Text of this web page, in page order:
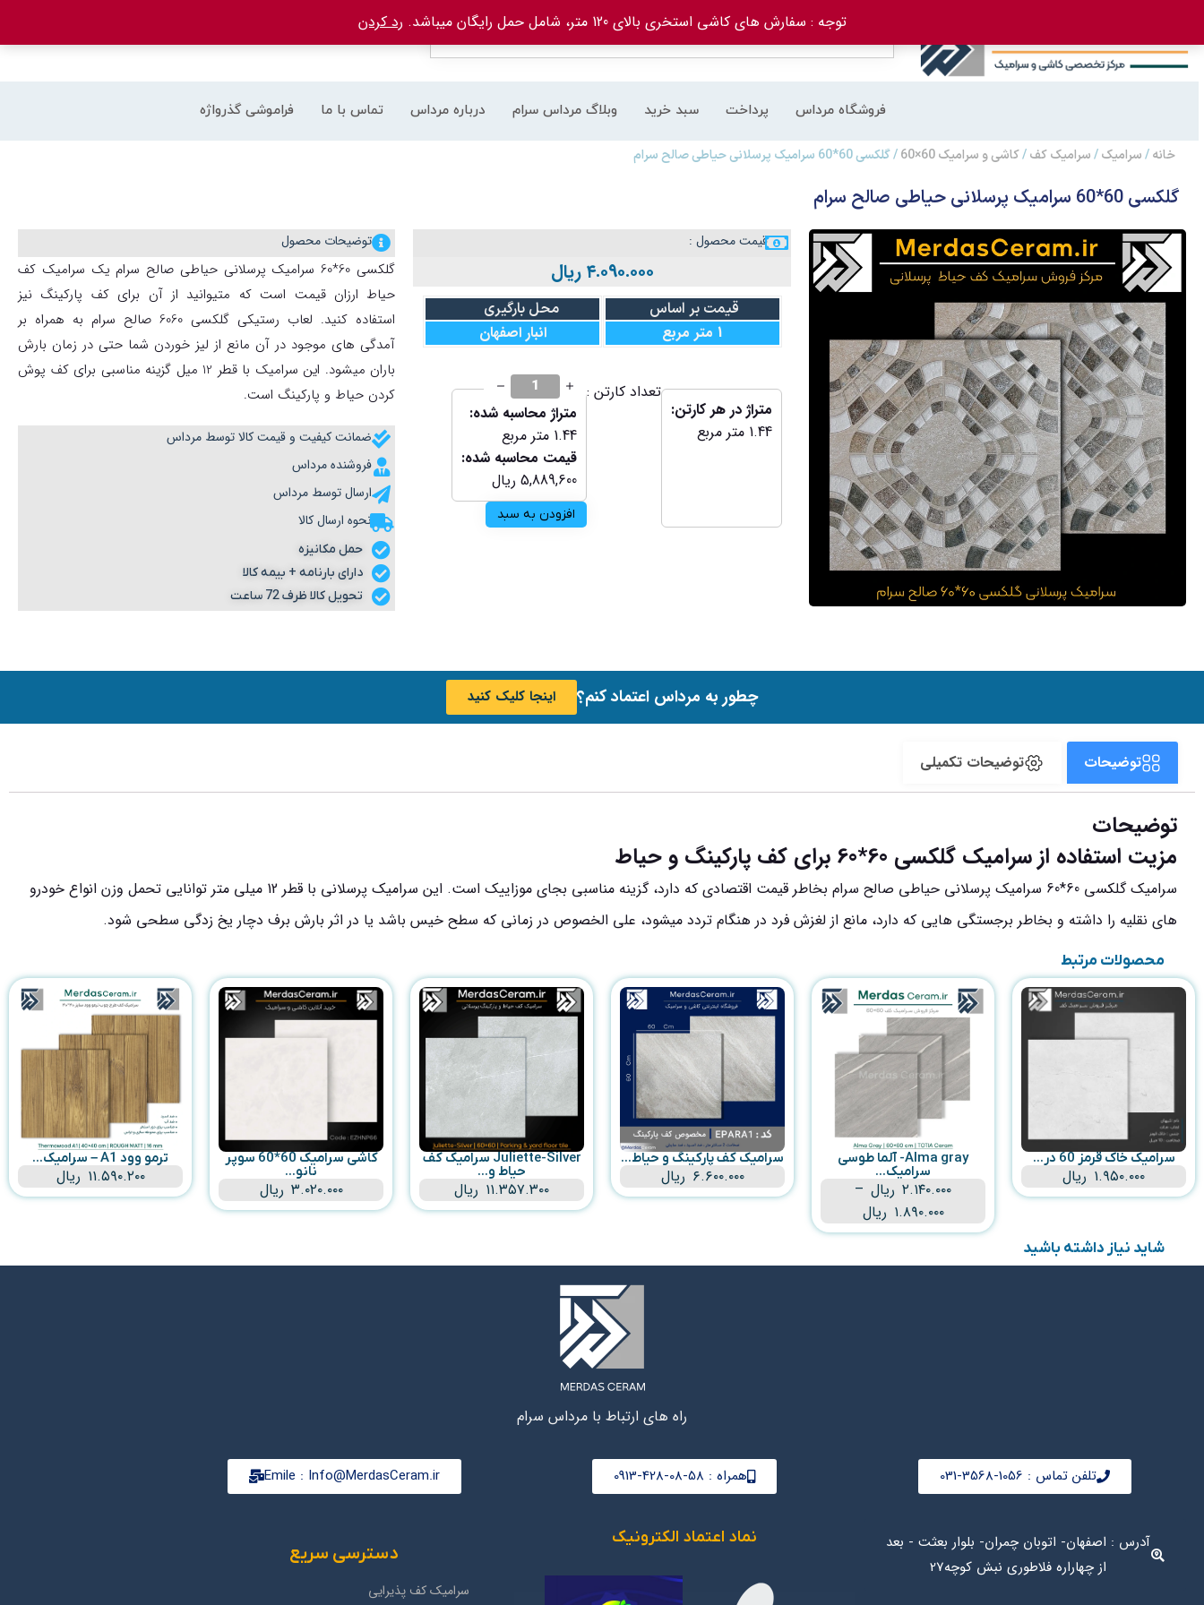
توجه : سفارش های کاشی استخری بالای 120 متر، شامل حمل رایگان میباشد. رد کردن
فروشگاه مرداس پرداخت سبد خرید وبلاگ مرداس سرام درباره مرداس تماس با ما فراموشی گذرواژه
خانه/سرامیک/سرامیک کف/کاشی و سرامیک 60×60 / گلکسی 60*60 سرامیک پرسلانی حیاطی صالح سرام
گلکسی 60*60 سرامیک پرسلانی حیاطی صالح سرام
قیمت محصول :
۴.۰۹۰.۰۰۰ ریال
قیمت بر اساس
1 متر مربع
محل بارگیری
انبار اصفهان
متراژ در هر کارتن:
1.44 متر مربع
تعداد کارتن :
متراژ محاسبه شده:
1.44 متر مربع
قیمت محاسبه شده:
5,889,600 ریال
افزودن به سبد
توضیحات محصول
گلکسی 60*60 سرامیک پرسلانی حیاطی صالح سرام یک سرامیک کف
حیاط ارزان قیمت است که متیوانید از آن برای کف پارکینگ نیز
استفاده کنید. لعاب رستیکی گلکسی 6060 صالح سرام به همراه بر
آمدگی های موجود در آن مانع از لیز خوردن شما حتی در زمان بارش
باران میشود. این سرامیک با قطر 12 میل گزینه مناسبی برای کف پوش
کردن حیاط و پارکینگ است.
ضمانت کیفیت و قیمت کالا توسط مرداس
فروشنده مرداس
ارسال توسط مرداس
نحوه ارسال کالا
حمل مکانیزه
دارای بارنامه + بیمه کالا
تحویل کالا ظرف 72 ساعت
چطور به مرداس اعتماد کنم؟ اینجا کلیک کنید
توضیحات توضیحات تکمیلی
توضیحات
مزیت استفاده از سرامیک گلکسی 60*60 برای کف پارکینگ و حیاط
سرامیک گلکسی 60*60 سرامیک پرسلانی حیاطی صالح سرام بخاطر قیمت اقتصادی که دارد، گزینه مناسبی بجای موزاییک است. این سرامیک پرسلانی با قطر 12 میلی متر توانایی تحمل وزن انواع خودرو
های نقلیه را داشته و بخاطر برجستگی هایی که دارد، مانع از لغزش فرد در هنگام تردد میشود، علی الخصوص در زمانی که سطح خیس باشد یا در اثر بارش برف دچار یخ زدگی سطحی شود.
محصولات مرتبط
سرامیک خاک قرمز 60 در...
۱.۹۵۰.۰۰۰ ریال
Alma gray- آلما طوسی
سرامیک...
۲.۱۴۰.۰۰۰ ریال –
۱.۸۹۰.۰۰۰ ریال
سرامیک کف پارکینگ و حیاط...
۶.۶۰۰.۰۰۰ ریال
Juliette-Silver سرامیک کف
حیاط و...
۱۱.۳۵۷.۳۰۰ ریال
کاشی سرامیک 60*60 سوپر
نانو...
۳.۰۲۰.۰۰۰ ریال
ترمو وود A1 – سرامیک...
۱۱.۵۹۰.۲۰۰ ریال
شاید نیاز داشته باشید
راه های ارتباط با مرداس سرام
تلفن تماس : 1056-3568-031 همراه : 58-08-428-0913 Emile : Info@MerdasCeram.ir
آدرس : اصفهان- اتوبان چمران- بلوار بعثت - بعد
از چهاراره فلاطوری نبش کوچه27
نماد اعتماد الکترونیک
دسترسی سریع
سرامیک کف پذیرایی